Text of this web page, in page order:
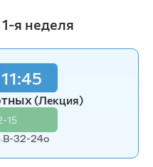
1-я неделя
13:45
(Лаб.)
В2-15
В-34-25o (1)
(Лекция)
15
В-32-24o